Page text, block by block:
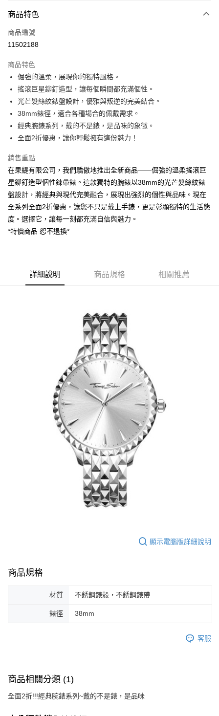
信用卡一次付款
LINE Pay
街口支付
悠遊付
ATM付款
運送方式
每筆NT$100，滿NT$3,000(含以上)免運費
商品特色
商品編號
11502188
商品特色
倔強的溫柔，展現你的獨特風格。
搖滾巨星鉚釘造型，讓每個瞬間都充滿個性。
光芒髮絲紋錶盤設計，優雅與叛逆的完美結合。
38mm錶徑，適合各種場合的佩戴需求。
經典腕錶系列，戴的不是錶，是品味的象徵。
全面2折優惠，讓你輕鬆擁有這份魅力！
銷售重點
在果緹有限公司，我們驕傲地推出全新商品——倔強的溫柔搖滾巨
星鉚釘造型個性鍊帶錶。這款獨特的腕錶以38mm的光芒髮絲紋錶
盤設計，將經典與現代完美融合，展現出強烈的個性與品味。現在
全系列全面2折優惠，讓您不只是戴上手錶，更是彰顯獨特的生活態
度。選擇它，讓每一刻都充滿自信與魅力。
*特價商品 恕不退換*
詳細說明 商品規格 相關推薦
顯示電腦版詳細說明
商品規格
材質 不銹鋼錶殼，不銹鋼錶帶
錶徑 38mm
客服
商品相關分類 (1)
全面2折!!!經典腕錶系列~戴的不是錶，是品味